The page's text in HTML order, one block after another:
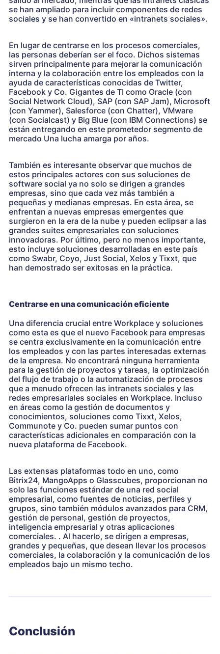
se han ampliado para incluir componentes de redes
sociales y se han convertido en «intranets sociales».
En lugar de centrarse en los procesos comerciales,
las personas deberían ser el foco. Dichos sistemas
sirven principalmente para mejorar la comunicación
interna y la colaboración entre los empleados con la
ayuda de características conocidas de Twitter,
Facebook y Co. Gigantes de TI como Oracle (con
Social Network Cloud), SAP (con SAP Jam), Microsoft
(con Yammer), Salesforce (con Chatter), VMware
(con Socialcast) y Big Blue (con IBM Connections) se
están entregando en este prometedor segmento de
mercado Una lucha amarga por años.
También es interesante observar que muchos de
estos principales actores con sus soluciones de
software social ya no solo se dirigen a grandes
empresas, sino que cada vez más también a
pequeñas y medianas empresas. En esta área, se
enfrentan a nuevas empresas emergentes que
surgieron en la era de la nube y pueden eclipsar a las
grandes suites empresariales con soluciones
innovadoras. Por último, pero no menos importante,
esto incluye soluciones desarrolladas en este país
como Swabr, Coyo, Just Social, Xelos y Tixxt, que
han demostrado ser exitosas en la práctica.
Centrarse en una comunicación eficiente
Una diferencia crucial entre Workplace y soluciones
como esta es que el nuevo Facebook para empresas
se centra exclusivamente en la comunicación entre
los empleados y con las partes interesadas externas
de la empresa. No encontrará ninguna herramienta
para la gestión de proyectos y tareas, la optimización
del flujo de trabajo o la automatización de procesos
que a menudo ofrecen las intranets sociales y las
redes empresariales sociales en Workplace. Incluso
en áreas como la gestión de documentos y
conocimientos, soluciones como Tixxt, Xelos,
Communote y Co. pueden sumar puntos con
características adicionales en comparación con la
nueva plataforma de Facebook.
Las extensas plataformas todo en uno, como
Bitrix24, MangoApps o Glasscubes, proporcionan no
solo las funciones estándar de una red social
empresarial, como fuentes de noticias, perfiles y
grupos, sino también módulos avanzados para CRM,
gestión de personal, gestión de proyectos,
inteligencia empresarial y otras aplicaciones
comerciales. . Al hacerlo, se dirigen a empresas,
grandes y pequeñas, que desean llevar los procesos
comerciales, la colaboración y la comunicación de los
empleados bajo un mismo techo.
Conclusión